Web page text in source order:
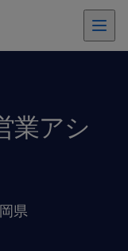
業アシ
県